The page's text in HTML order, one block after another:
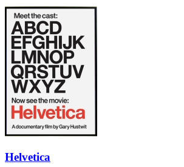
Helvetica